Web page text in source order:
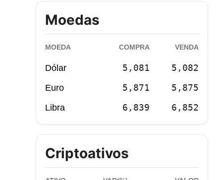
Moedas
MOEDA COMPRA VENDA
Dólar 5,081 5,082
Euro 5,871 5,875
Libra 6,839 6,852
Criptoativos